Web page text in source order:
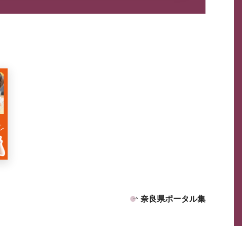
奈良県ポータル集